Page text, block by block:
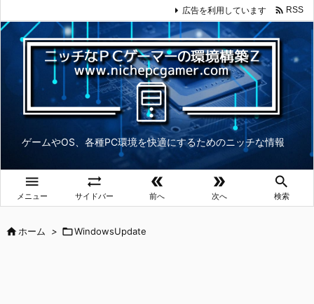
ゲームやOS、各種PC環境を快適にするためのニッチな情報

メニュー

サイドバー

前へ

次へ

検索
広告を利用しています  RSS
ホーム > WindowsUpdate